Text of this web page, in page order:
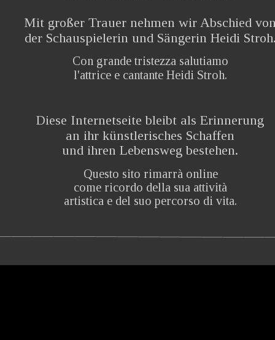
Mit großer Trauer nehmen wir Abschied
der Schauspielerin und Sängerin Heidi
Con grande tristezza salutiamo
l'attrice e cantante Heidi Stroh.
Diese Internetseite bleibt als Erinnerung
an ihr künstlerisches Schaffen
und ihren Lebensweg bestehen.
Questo sito rimarrà online
come ricordo della sua attività
artistica e del suo percorso di vita.